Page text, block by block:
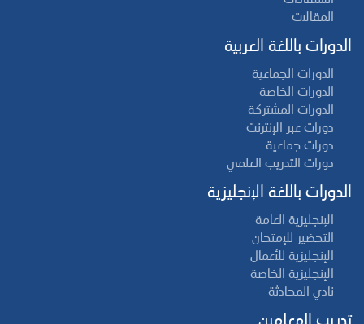
المقالات
الدورات باللغة العربية
الدورات الجماعية
الدورات الخاصة
الدورات المشتركة
دورات عبر الإنترنت
دورات جماعية
دورات التدريب العلمي
الدورات باللغة الإنجليزية
الإنجليزية العامة
التحضير للإمتحان
الإنجليزية للأعمال
الإنجليزية الخاصة
نادي المحادثة